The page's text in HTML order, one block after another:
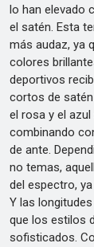
lo han elevado
el satén. Esta
más audaz, ya
colores
deportivos
cortos de satén
el rosa y el
combinando
de ante.
no temas,
del espectro,
Y las
que los estilos
sofisticados.